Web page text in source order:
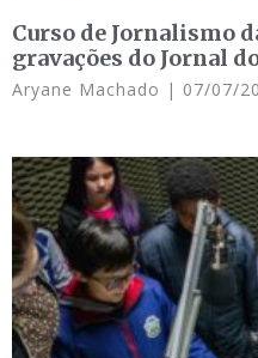
Curso de Jornalismo
gravações do Jornal
Aryane Machado 07/07/